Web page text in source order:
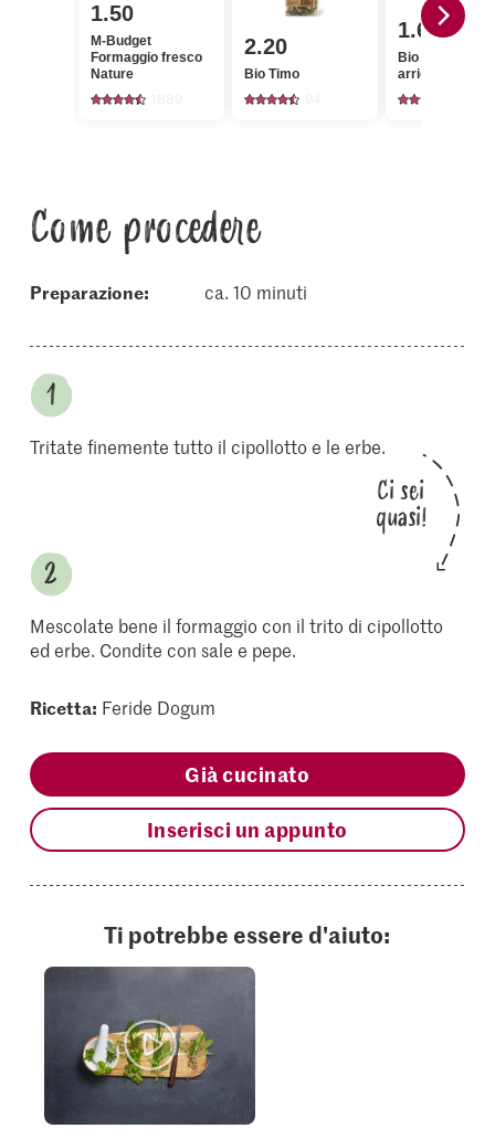
1.50
M-Budget
Formaggio fresco
Nature
2.20
Bio Timo
1.60
Bio Prezzemolo
arricciato
Come procedere
Preparazione: ca. 10 minuti
Tritate finemente tutto il cipollotto e le erbe.
Ci sei
quasi!
Mescolate bene il formaggio con il trito di cipollotto
ed erbe. Condite con sale e pepe.
Ricetta: Feride Dogum
Già cucinato
Inserisci un appunto
Ti potrebbe essere d'aiuto: